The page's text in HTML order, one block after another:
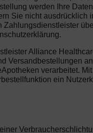
werden Ihre
Sie nicht
Alliance
Versandbestellungen
verarbeitet.
ein